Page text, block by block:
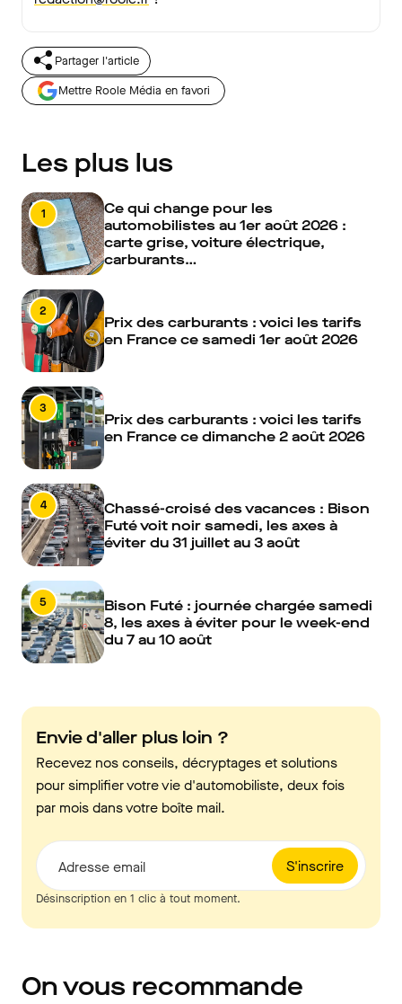
Partager l'article
Mettre Roole Média en favori
Les plus lus
1
Ce qui change pour les
automobilistes au 1er août 2026 :
carte grise, voiture électrique,
carburants…
2
Prix des carburants : voici les tarifs
en France ce samedi 1er août 2026
3
Prix des carburants : voici les tarifs
en France ce dimanche 2 août 2026
4
Chassé-croisé des vacances : Bison
Futé voit noir samedi, les axes à
éviter du 31 juillet au 3 août
5
Bison Futé : journée chargée samedi
8, les axes à éviter pour le week-end
du 7 au 10 août
Envie d'aller plus loin ?
Recevez nos conseils, décryptages et solutions
pour simplifier votre vie d'automobiliste, deux fois
par mois dans votre boîte mail.
S'inscrire
Adresse email
Désinscription en 1 clic à tout moment.
On vous recommande